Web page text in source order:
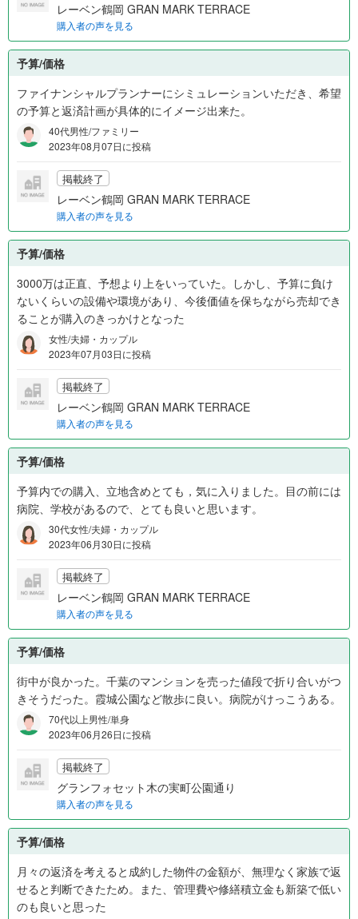
レーベン鶴岡 GRAN MARK TERRACE
購入者の声を見る
予算/価格
ファイナンシャルプランナーにシミュレーションいただき、希望
の予算と返済計画が具体的にイメージ出来た。
40代男性/ファミリー
2023年08月07日に投稿
掲載終了
レーベン鶴岡 GRAN MARK TERRACE
購入者の声を見る
予算/価格
3000万は正直、予想より上をいっていた。しかし、予算に負け
ないくらいの設備や環境があり、今後価値を保ちながら売却でき
ることが購入のきっかけとなった
女性/夫婦・カップル
2023年07月03日に投稿
掲載終了
レーベン鶴岡 GRAN MARK TERRACE
購入者の声を見る
予算/価格
予算内での購入、立地含めとても，気に入りました。目の前には
病院、学校があるので、とても良いと思います。
30代女性/夫婦・カップル
2023年06月30日に投稿
掲載終了
レーベン鶴岡 GRAN MARK TERRACE
購入者の声を見る
予算/価格
街中が良かった。千葉のマンションを売った値段で折り合いがつ
きそうだった。霞城公園など散歩に良い。病院がけっこうある。
70代以上男性/単身
2023年06月26日に投稿
掲載終了
グランフォセット木の実町公園通り
購入者の声を見る
予算/価格
月々の返済を考えると成約した物件の金額が、無理なく家族で返
せると判断できたため。また、管理費や修繕積立金も新築で低い
のも良いと思った